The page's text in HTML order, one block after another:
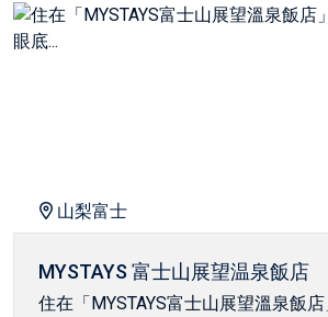
山梨富士
MYSTAYS 富士山展望温泉飯店
住在「MYSTAYS富士山展望溫泉飯